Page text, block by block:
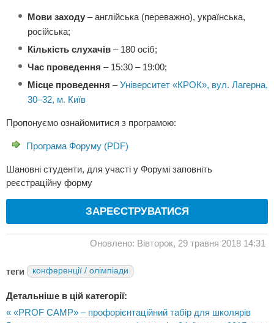
Мови заходу – англійська (переважно), українська,
російська;
Кількість слухачів – 180 осіб;
Час проведення – 15:30 – 19:00;
Місце проведення –Університет «КРОК», вул. Лагерна,
30–32, м. Київ
Пропонуємо ознайомитися з програмою:
Програма Форуму (PDF)
Шановні студенти, для участі у Форумі заповніть
реєстраційну форму
ЗАРЕЄСТРУВАТИСЯ
Оновлено: Вівторок, 29 травня 2018 14:31
теги конференції / олімпіади
Детальніше в цій категорії:
« «PROF CAMP» – профорієнтаційний табір для школярів